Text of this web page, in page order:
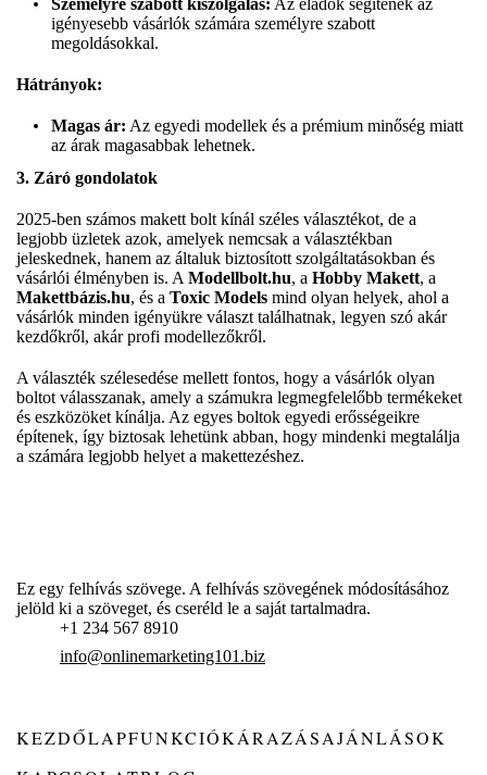
Személyre szabott kiszolgálás: Az eladók segítenek az
igényesebb vásárlók számára személyre szabott
megoldásokkal.
Hátrányok:
Magas ár: Az egyedi modellek és a prémium minőség miatt
az árak magasabbak lehetnek.
3. Záró gondolatok
2025-ben számos makett bolt kínál széles választékot, de a
legjobb üzletek azok, amelyek nemcsak a választékban
jeleskednek, hanem az általuk biztosított szolgáltatásokban és
vásárlói élményben is. A Modellbolt.hu, a Hobby Makett, a
Makettbázis.hu, és a Toxic Models mind olyan helyek, ahol a
vásárlók minden igényükre választ találhatnak, legyen szó akár
kezdőkről, akár profi modellezőkről.
A választék szélesedése mellett fontos, hogy a vásárlók olyan
boltot válasszanak, amely a számukra legmegfelelőbb termékeket
és eszközöket kínálja. Az egyes boltok egyedi erősségeikre
építenek, így biztosak lehetünk abban, hogy mindenki megtalálja
a számára legjobb helyet a makettezéshez.
Ez egy felhívás szövege. A felhívás szövegének módosításához
jelöld ki a szöveget, és cseréld le a saját tartalmadra.
+1 234 567 8910
info@onlinemarketing101.biz
KEZDŐLAPFUNKCIÓKÁRAZÁSAJÁNLÁSOK